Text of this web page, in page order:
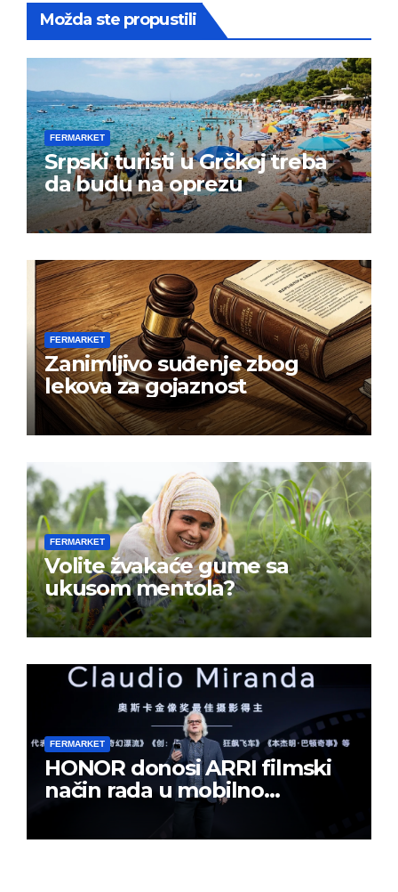
Možda ste propustili
FERMARKET
Srpski turisti u Grčkoj treba
da budu na oprezu
FERMARKET
Zanimljivo suđenje zbog
lekova za gojaznost
FERMARKET
Volite žvakaće gume sa
ukusom mentola?
FERMARKET
HONOR donosi ARRI filmski
način rada u mobilno
kreiranje sadržaja